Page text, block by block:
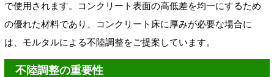
で使用されます。コンクリート表面の高低差を均一にするため
の優れた材料であり、コンクリート床に厚みが必要な場合に
は、モルタルによる不陸調整をご提案しています。
不陸調整の重要性